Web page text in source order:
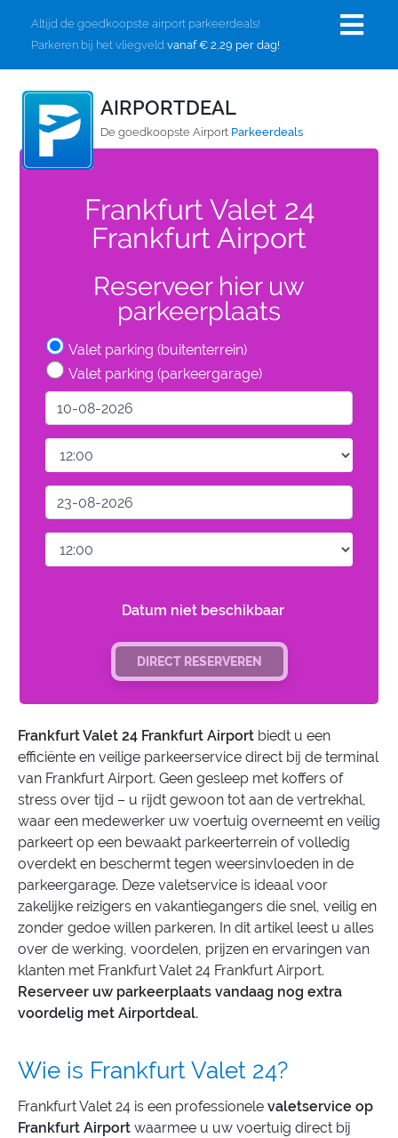
Altijd de goedkoopste airport parkeerdeals!
Parkeren bij het vliegveld vanaf € 2,29 per dag!
AIRPORTDEAL
De goedkoopste Airport Parkeerdeals
Frankfurt Valet 24
Frankfurt Airport
Reserveer hier uw
parkeerplaats
Valet parking (buitenterrein)
Valet parking (parkeergarage)
Datum niet beschikbaar
DIRECT RESERVEREN
Frankfurt Valet 24 Frankfurt Airport biedt u een
efficiënte en veilige parkeerservice direct bij de terminal
van Frankfurt Airport. Geen gesleep met koffers of
stress over tijd – u rijdt gewoon tot aan de vertrekhal,
waar een medewerker uw voertuig overneemt en veilig
parkeert op een bewaakt parkeerterrein of volledig
overdekt en beschermt tegen weersinvloeden in de
parkeergarage. Deze valetservice is ideaal voor
zakelijke reizigers en vakantiegangers die snel, veilig en
zonder gedoe willen parkeren. In dit artikel leest u alles
over de werking, voordelen, prijzen en ervaringen van
klanten met Frankfurt Valet 24 Frankfurt Airport.
Reserveer uw parkeerplaats vandaag nog extra
voordelig met Airportdeal.
Wie is Frankfurt Valet 24?
Frankfurt Valet 24 is een professionele valetservice op
Frankfurt Airport waarmee u uw voertuig direct bij